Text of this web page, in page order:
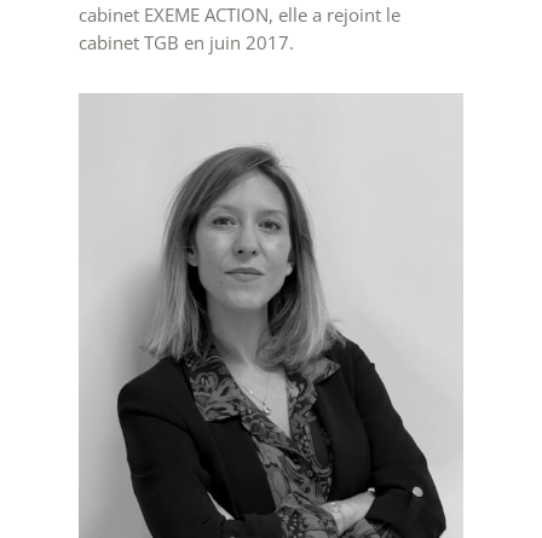
cabinet EXEME ACTION, elle a rejoint le
cabinet TGB en juin 2017.